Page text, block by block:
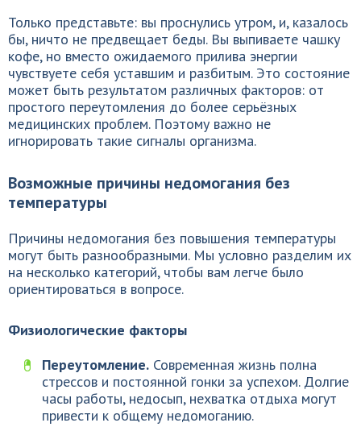
Только представьте: вы проснулись утром, и, казалось
бы, ничто не предвещает беды. Вы выпиваете чашку
кофе, но вместо ожидаемого прилива энергии
чувствуете себя уставшим и разбитым. Это состояние
может быть результатом различных факторов: от
простого переутомления до более серьёзных
медицинских проблем. Поэтому важно не
игнорировать такие сигналы организма.
Возможные причины недомогания без
температуры
Причины недомогания без повышения температуры
могут быть разнообразными. Мы условно разделим их
на несколько категорий, чтобы вам легче было
ориентироваться в вопросе.
Физиологические факторы
Переутомление. Современная жизнь полна
стрессов и постоянной гонки за успехом. Долгие
часы работы, недосып, нехватка отдыха могут
привести к общему недомоганию.